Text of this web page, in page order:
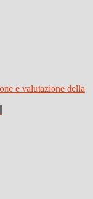
e valutazione della